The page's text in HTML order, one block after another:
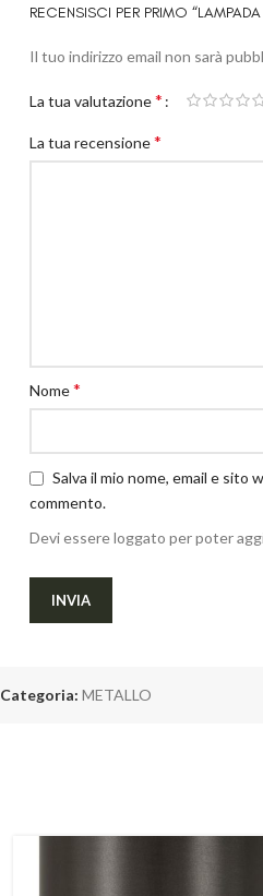
RECENSISCI PER PRIMO
Il tuo indirizzo email non sarà
La tua valutazione*
La tua recensione*
Nome*
Salva il mio nome, email e sito
commento.
Devi essere loggato per poter
Categoria: METALLO